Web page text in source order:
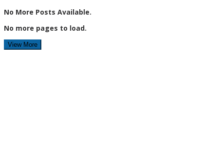
No More Posts Available.
No more pages to load.
View More